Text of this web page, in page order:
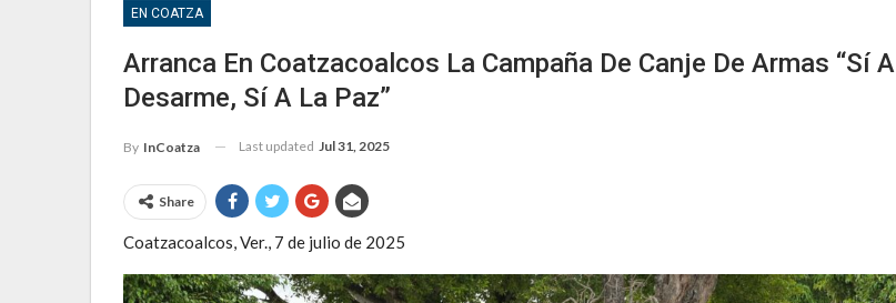
EN COATZA
Arranca En Coatzacoalcos La Campaña De Canje De Armas “Sí Al
Desarme, Sí A La Paz”
By InCoatza Last updated Jul 31, 2025
Share
Coatzacoalcos, Ver., 7 de julio de 2025